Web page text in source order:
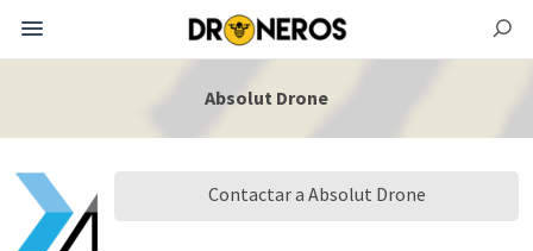
Absolut Drone
Contactar a Absolut Drone